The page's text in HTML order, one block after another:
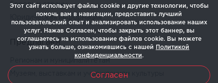
Этот сайт использует файлы cookie и другие технологии, чтобы
помочь вам в навигации, предоставить лучший
пользовательский опыт и анализировать использование наших
услуг. Нажав Согласен, чтобы закрыть этот баннер, вы
соглашаетесь на использование файлов cookie. Вы можете
узнать больше, ознакомившись с нашей
Политикой
конфиденциальности.
Согласен
Города и страны
Юридическая информация
Предлагаем
Музеям, выставкам и учреждениям культуры